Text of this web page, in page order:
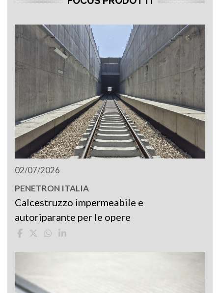
02/07/2026
PENETRON ITALIA
Calcestruzzo impermeabile e
autoriparante per le opere